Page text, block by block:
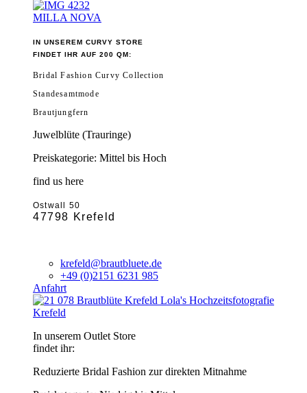
MILLA NOVA
IN UNSEREM CURVY STORE
FINDET IHR AUF 200 QM:
Bridal Fashion Curvy Collection
Standesamtmode
Brautjungfern
Juwelblüte (Trauringe)
Preiskategorie: Mittel bis Hoch
find us here
Ostwall 50
47798 Krefeld
krefeld@brautbluete.de
+49 (0)2151 6231 985
Anfahrt
Krefeld
In unserem Outlet Store
findet ihr:
Reduzierte Bridal Fashion zur direkten Mitnahme